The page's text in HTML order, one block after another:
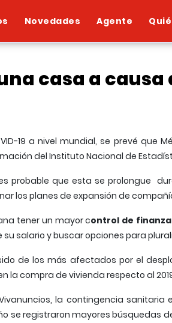
Novedades Agente
casa a
19 a nivel mundial, se prevé que
del Instituto Nacional de
probable que esta se prolongue
los planes de expansión de
tener un mayor control de
salario y buscar opciones para
de los más afectados por el
la compra de vivienda respecto al
la contingencia
se registraron mayores búsquedas